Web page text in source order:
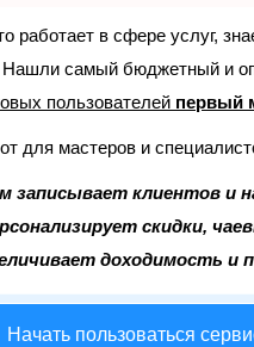
работает в сфере услуг,
Нашли самый бюджетный и
пользователей первый
для мастеров и
записывает клиентов и
скидки,
доходимость и
Начать пользоваться